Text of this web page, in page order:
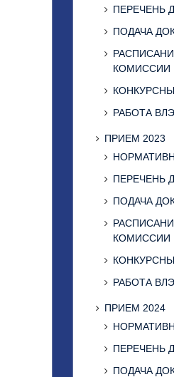
ПЕРЕЧЕНЬ
ПОДАЧА
КОМИССИИ
РАБОТА
ПРИЕМ 2023
ПЕРЕЧЕНЬ
ПОДАЧА
КОМИССИИ
РАБОТА
ПРИЕМ 2024
ПЕРЕЧЕНЬ
ПОДАЧА